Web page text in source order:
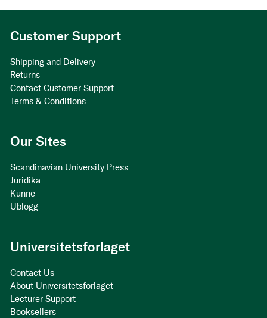
Customer Support
Shipping and Delivery
Returns
Contact Customer Support
Terms & Conditions
Our Sites
Scandinavian University Press
Juridika
Kunne
Ublogg
Universitetsforlaget
Contact Us
About Universitetsforlaget
Lecturer Support
Booksellers